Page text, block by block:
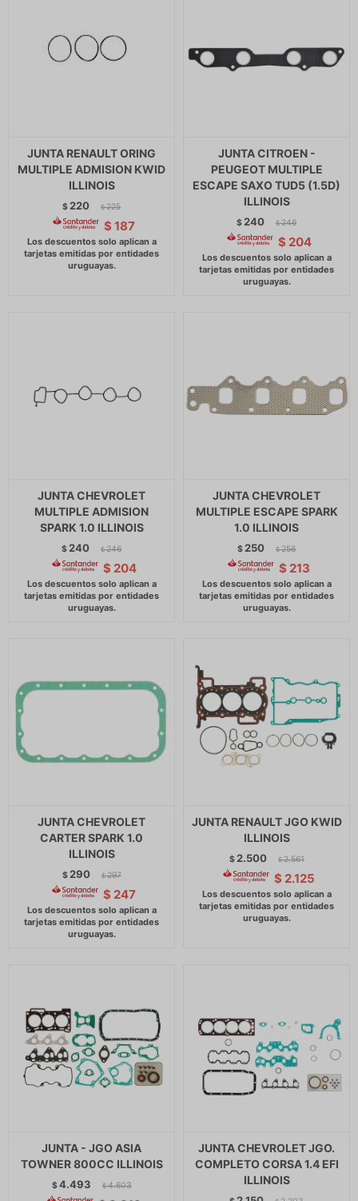
JUNTA RENAULT ORING
MULTIPLE ADMISION KWID
ILLINOIS
$ 220 $ 225
$ 187
JUNTA CITROEN -
PEUGEOT MULTIPLE
ESCAPE SAXO TUD5 (1.5D)
ILLINOIS
$ 240 $ 246
$ 204
JUNTA CHEVROLET
MULTIPLE ADMISION
SPARK 1.0 ILLINOIS
$ 240 $ 246
$ 204
JUNTA CHEVROLET
MULTIPLE ESCAPE SPARK
1.0 ILLINOIS
$ 250 $ 256
$ 213
JUNTA CHEVROLET
CARTER SPARK 1.0
ILLINOIS
$ 290 $ 297
$ 247
JUNTA RENAULT JGO KWID
ILLINOIS
$ 2.500 $ 2.561
$ 2.125
JUNTA - JGO ASIA
TOWNER 800CC ILLINOIS
$4.493 $ 4.603
JUNTA CHEVROLET JGO.
COMPLETO CORSA 1.4 EFI
ILLINOIS